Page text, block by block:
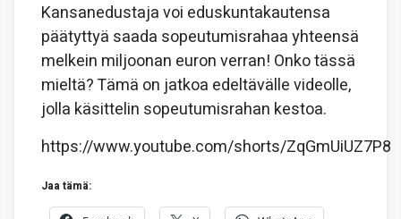
Kansanedustaja voi eduskuntakautensa
päätyttyä saada sopeutumisrahaa yhteensä
melkein miljoonan euron verran! Onko tässä
mieltä? Tämä on jatkoa edeltävälle videolle,
jolla käsittelin sopeutumisrahan kestoa.
https://www.youtube.com/shorts/ZqGmUiUZ7P8
Jaa tämä: